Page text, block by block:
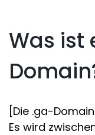
Was ist
[Die .ga-
Es wird